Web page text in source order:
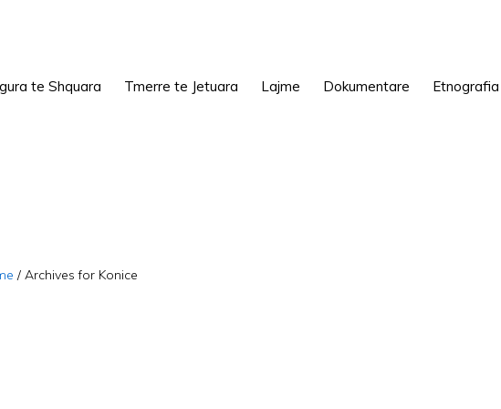
te Shquara Tmerre te Jetuara Lajme Dokumentare Etnografia
/ Archives for Konice